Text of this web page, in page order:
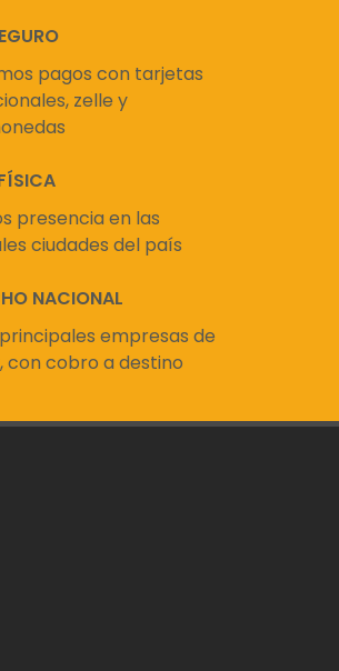
pagos con tarjetas
zelle y
presencia en las
ciudades del país
NACIONAL
empresas de
con cobro a destino